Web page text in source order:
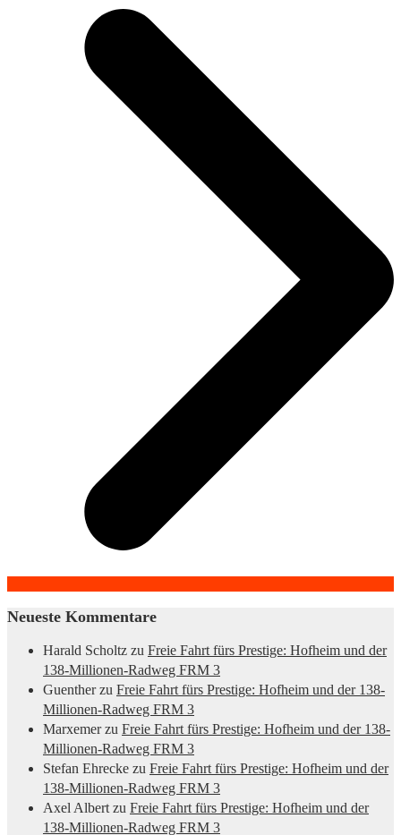
Neueste Kommentare
Harald Scholtz zu Freie Fahrt fürs Prestige: Hofheim und der
138-Millionen-Radweg FRM 3
Guentherzu Freie Fahrt fürs Prestige: Hofheim und der 138-
Millionen-Radweg FRM 3
Marxemerzu Freie Fahrt fürs Prestige: Hofheim und der 138-
Millionen-Radweg FRM 3
Stefan Ehrecke zu Freie Fahrt fürs Prestige: Hofheim und der
138-Millionen-Radweg FRM 3
Axel Albert zu Freie Fahrt fürs Prestige: Hofheim und der
138-Millionen-Radweg FRM 3